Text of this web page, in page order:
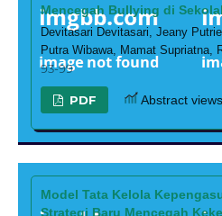
Mencegah Bullying di
Devitasari Devitasari, Jeany
Putra Wibawa, Mamat Supriatna,
93-99
PDF Abstract
Model Tata Kelola
Strategi Baru Mencegah